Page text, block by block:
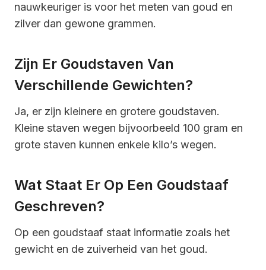
nauwkeuriger is voor het meten van goud en
zilver dan gewone grammen.
Zijn Er Goudstaven Van
Verschillende Gewichten?
Ja, er zijn kleinere en grotere goudstaven.
Kleine staven wegen bijvoorbeeld 100 gram en
grote staven kunnen enkele kilo’s wegen.
Wat Staat Er Op Een Goudstaaf
Geschreven?
Op een goudstaaf staat informatie zoals het
gewicht en de zuiverheid van het goud.